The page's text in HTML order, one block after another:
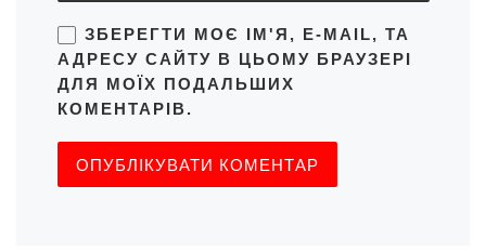
ЗБЕРЕГТИ МОЄ ІМ'Я, E-MAIL, ТА
АДРЕСУ САЙТУ В ЦЬОМУ БРАУЗЕРІ
ДЛЯ МОЇХ ПОДАЛЬШИХ
КОМЕНТАРІВ.